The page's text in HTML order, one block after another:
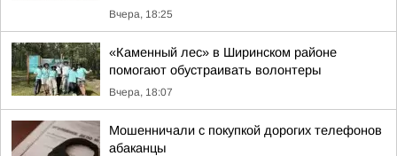
Вчера, 18:25
«Каменный лес» в Ширинском районе
помогают обустраивать волонтеры
Вчера, 18:07
Мошенничали с покупкой дорогих телефонов
абаканцы